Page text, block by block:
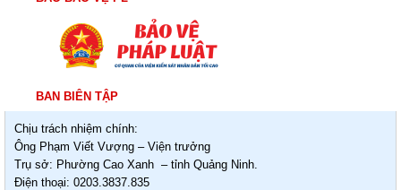
BAN BIÊN TẬP
Chịu trách nhiệm chính:
Ông Phạm Viết Vượng – Viện trưởng
Trụ sở: Phường Cao Xanh – tỉnh Quảng Ninh.
Điện thoại: 0203.3837.835